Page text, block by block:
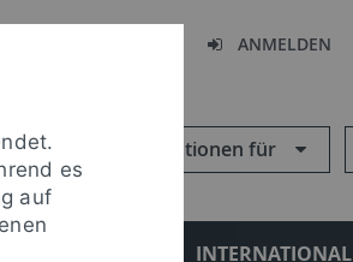
ANMELDEN
Informationen für
INTERNATIONAL
es
auf